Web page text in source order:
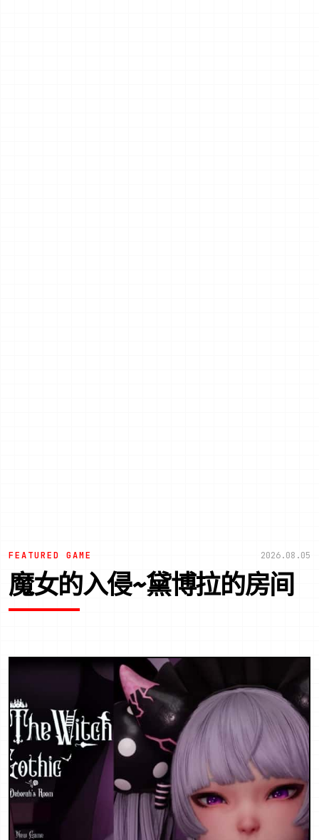
FEATURED GAME 2026.08.05
魔女的入侵~黛博拉的房间